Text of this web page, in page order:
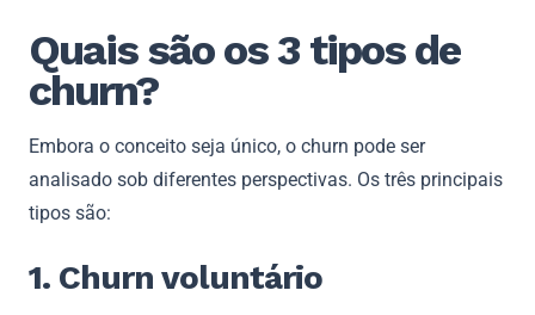
Quais são os 3 tipos de
churn?
Embora o conceito seja único, o churn pode ser
analisado sob diferentes perspectivas. Os três principais
tipos são:
1. Churn voluntário